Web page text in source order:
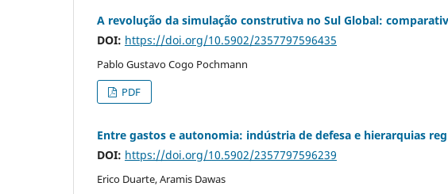
A revolução da simulação construtiva no Sul Global:
DOI: https://doi.org/10.5902/2357797596435
Pablo Gustavo Cogo Pochmann
PDF
Entre gastos e autonomia: indústria de defesa e hierarquias
DOI: https://doi.org/10.5902/2357797596239
Erico Duarte, Aramis Dawas